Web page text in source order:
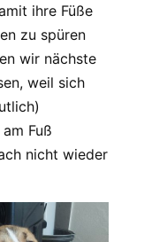
ihre Füße
zu spüren
wir nächste
weil sich
Fuß
nicht wieder